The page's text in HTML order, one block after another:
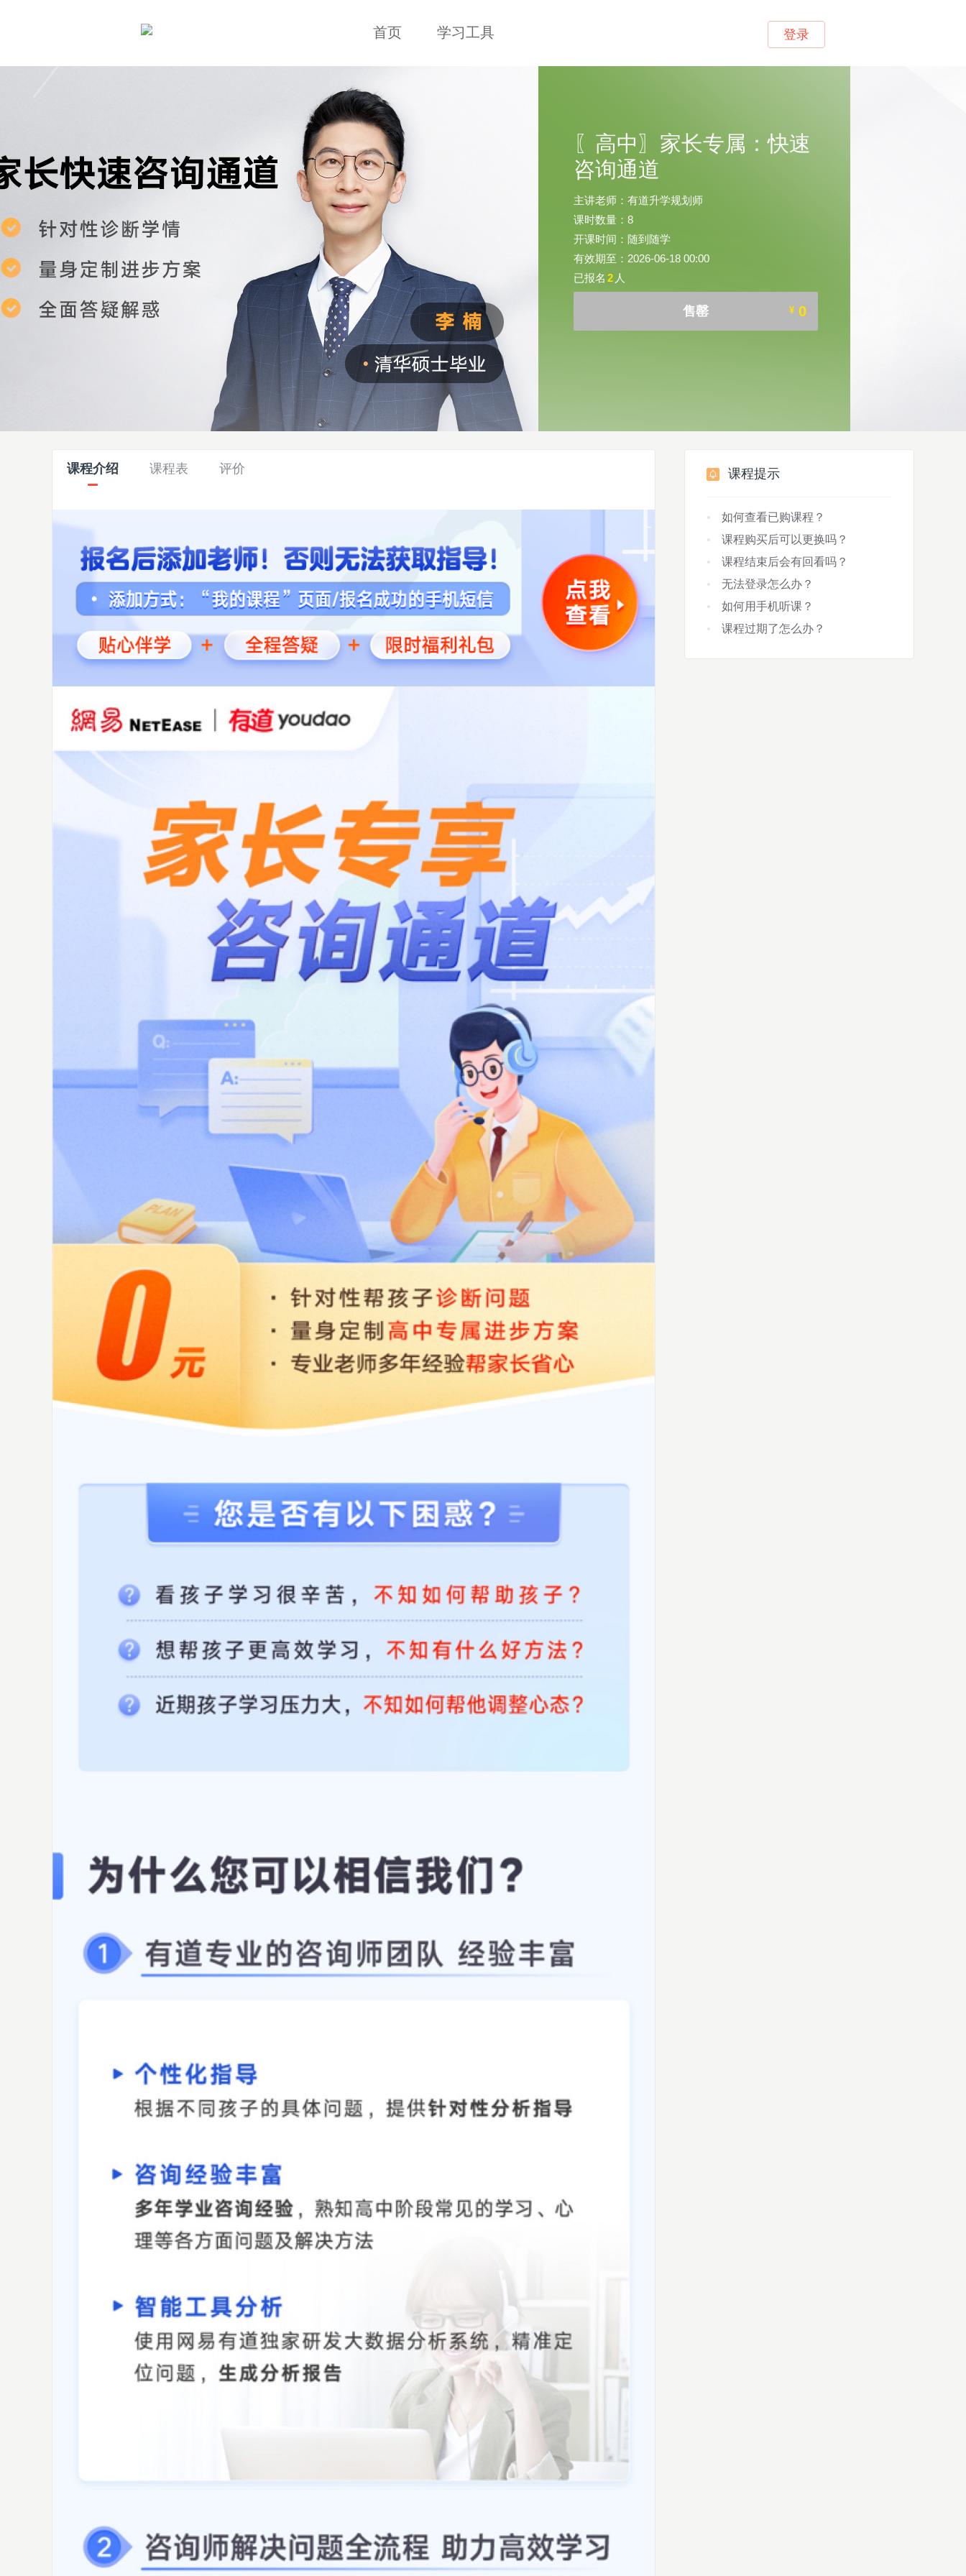
首页 学习工具 登录
〖高中〗家长专属：快速
咨询通道
主讲老师：有道升学规划师
课时数量：8
开课时间：随到随学
有效期至：2026-06-18 00:00
已报名 2 人
售罄 ¥ 0
课程介绍 课程表 评价 课程提示
如何查看已购课程？
课程购买后可以更换吗？
课程结束后会有回看吗？
无法登录怎么办？
如何用手机听课？
课程过期了怎么办？